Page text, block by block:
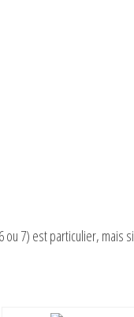
ou 7) est particulier,